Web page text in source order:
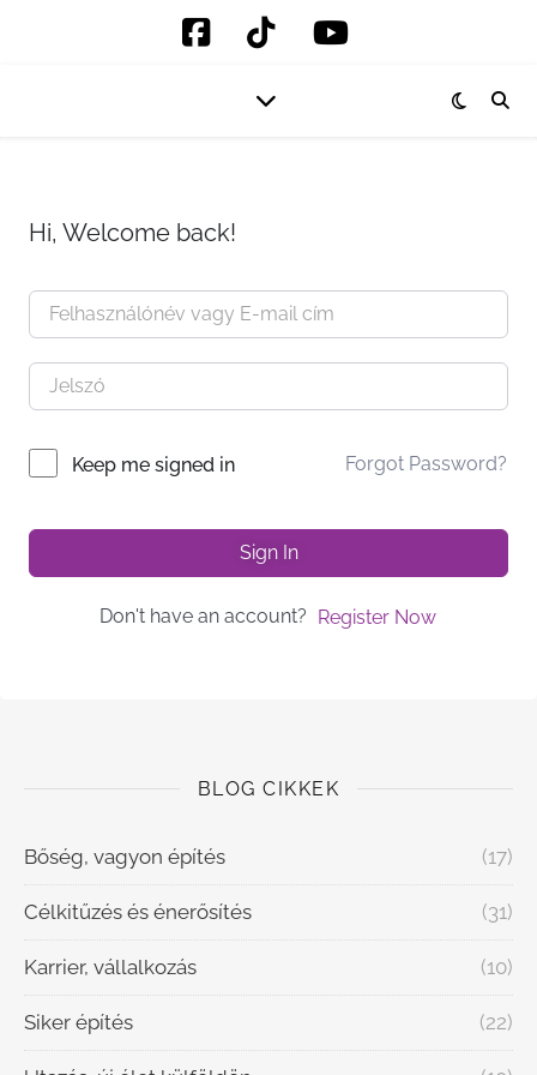
Hi, Welcome back!
Keep me signed in Forgot Password?
Sign In
Don't have an account? Register Now
BLOG CIKKEK
Bőség, vagyon építés (17)
Célkitűzés és énerősítés (31)
Karrier, vállalkozás (10)
Siker építés (22)